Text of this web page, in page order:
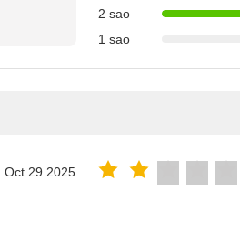
2 sao
1 sao
Oct 29.2025